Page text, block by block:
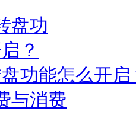
功能怎么开启